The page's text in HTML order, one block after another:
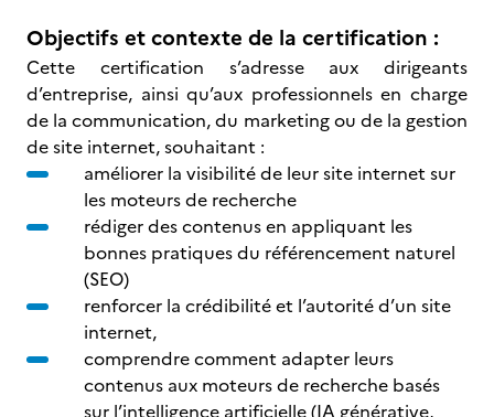
Objectifs et contexte de la certification :
Cette certification s’adresse aux dirigeants
d’entreprise, ainsi qu’aux professionnels en charge
de la communication, du marketing ou de la gestion
de site internet, souhaitant :
améliorer la visibilité de leur site internet sur
les moteurs de recherche
rédiger des contenus en appliquant les
bonnes pratiques du référencement naturel
(SEO)
renforcer la crédibilité et l’autorité d’un site
internet,
comprendre comment adapter leurs
contenus aux moteurs de recherche basés
sur l’intelligence artificielle (IA générative,